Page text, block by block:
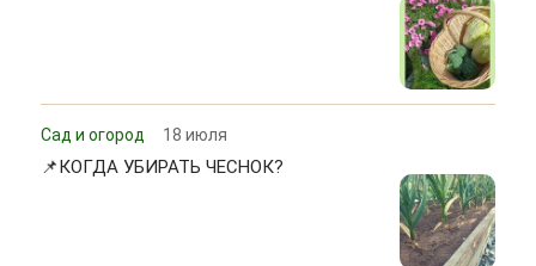
Сад и огород 18 июля
📌КОГДА УБИРАТЬ ЧЕСНОК?